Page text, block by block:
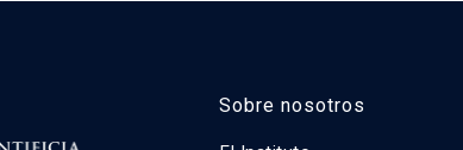
Sobre nosotros